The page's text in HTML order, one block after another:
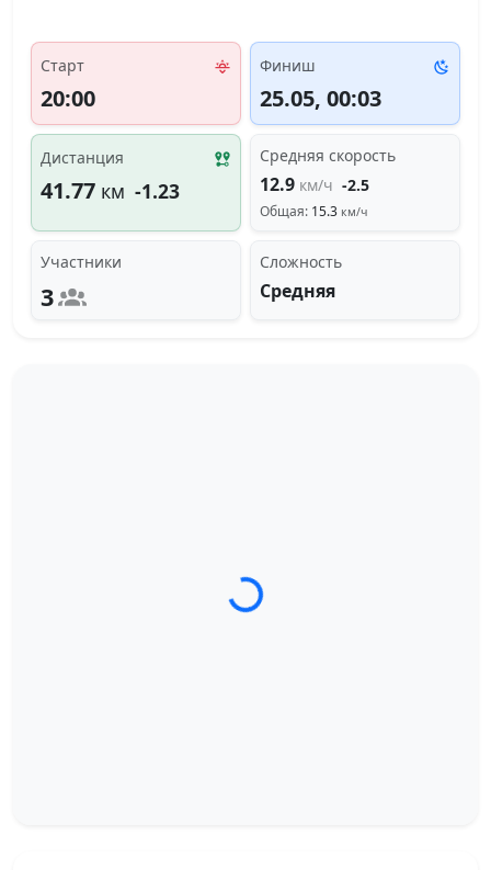
Старт
20:00
Финиш
25.05, 00:03
Дистанция
41.77 км -1.23
Средняя скорость
12.9 км/ч -2.5
Общая: 15.3 км/ч
Участники
3
Сложность
Средняя
Загрузка трека...